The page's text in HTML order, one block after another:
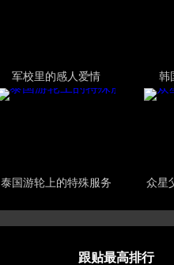
军校里的感人爱情 韩
泰国游轮上的特殊服务 众星
跟贴最高排行